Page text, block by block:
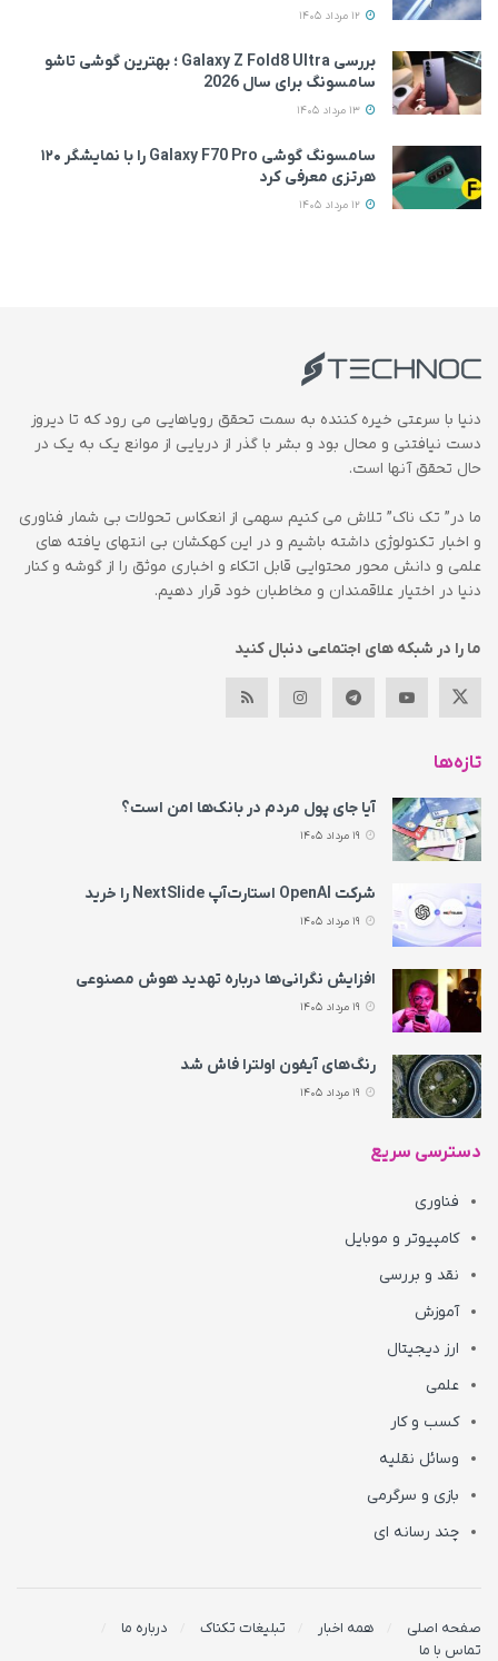
بررسی Galaxy Z Fold8 Ultra ؛ بهترین گوشی تاشو
سامسونگ برای سال 2026
سامسونگ گوشی Galaxy F70 Pro را با نمایشگر ۱۲۰
هرتزی معرفی کرد
دنیا با سرعتی خیره کننده به سمت تحقق رویاهایی می رود که تا دیروز
دست نیافتنی و محال بود و بشر با گذر از دریایی از موانع یک به یک در
حال تحقق آنها است.
ما در” تک ناک” تلاش می کنیم سهمی از انعکاس تحولات بی شمار فناوری
و اخبار تکنولوژی داشته باشیم و در این کهکشان بی انتهای یافته های
علمی و دانش محور محتوایی قابل اتکاء و اخباری موثق را از گوشه و کنار
دنیا در اختیار علاقمندان و مخاطبان خود قرار دهیم.
ما را در شبکه های اجتماعی دنبال کنید
تازه‌ها
آیا جای پول مردم در بانک‌ها امن است؟
شرکت OpenAI استارت‌آپ NextSlide را خرید
افزایش نگرانی‌ها درباره تهدید هوش مصنوعی
رنگ‌های آیفون اولترا فاش شد
دسترسی سریع
فناوری
کامپیوتر و موبایل
نقد و بررسی
آموزش
ارز دیجیتال
علمی
کسب و کار
وسائل نقلیه
بازی و سرگرمی
چند رسانه ای
صفحه اصلی همه اخبار تبلیغات تکناک
درباره ما
تماس با ما